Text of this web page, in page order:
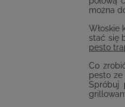
można
Włoskie
stać się
pesto
Co
pesto
Spróbuj